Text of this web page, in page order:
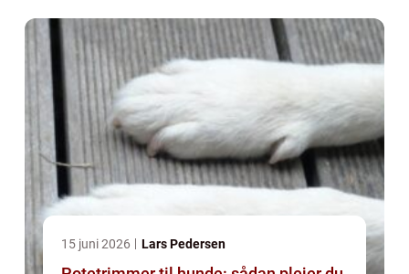
15 juni 2026 Lars Pedersen